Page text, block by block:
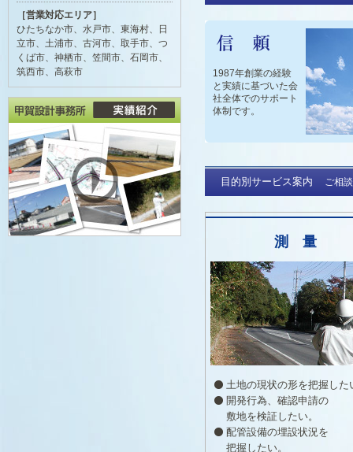
2026.01.01
新年明けま
昨年はご愛顧
2026年もよ
進して参りま
本年も宜しく
1987年創業の経験
と実績に基づいた会
社全体でのサポート
体制です。
目的別サービス案内 ご相
測 量
土地の現状の形を把握した
開発行為、確認申請の
敷地を検証したい。
配管設備の埋設状況を
把握したい。
［営業対応エリア］
ひたちなか市、水戸市、東海村、日
立市、土浦市、古河市、取手市、つ
くば市、神栖市、笠間市、石岡市、
筑西市、高萩市